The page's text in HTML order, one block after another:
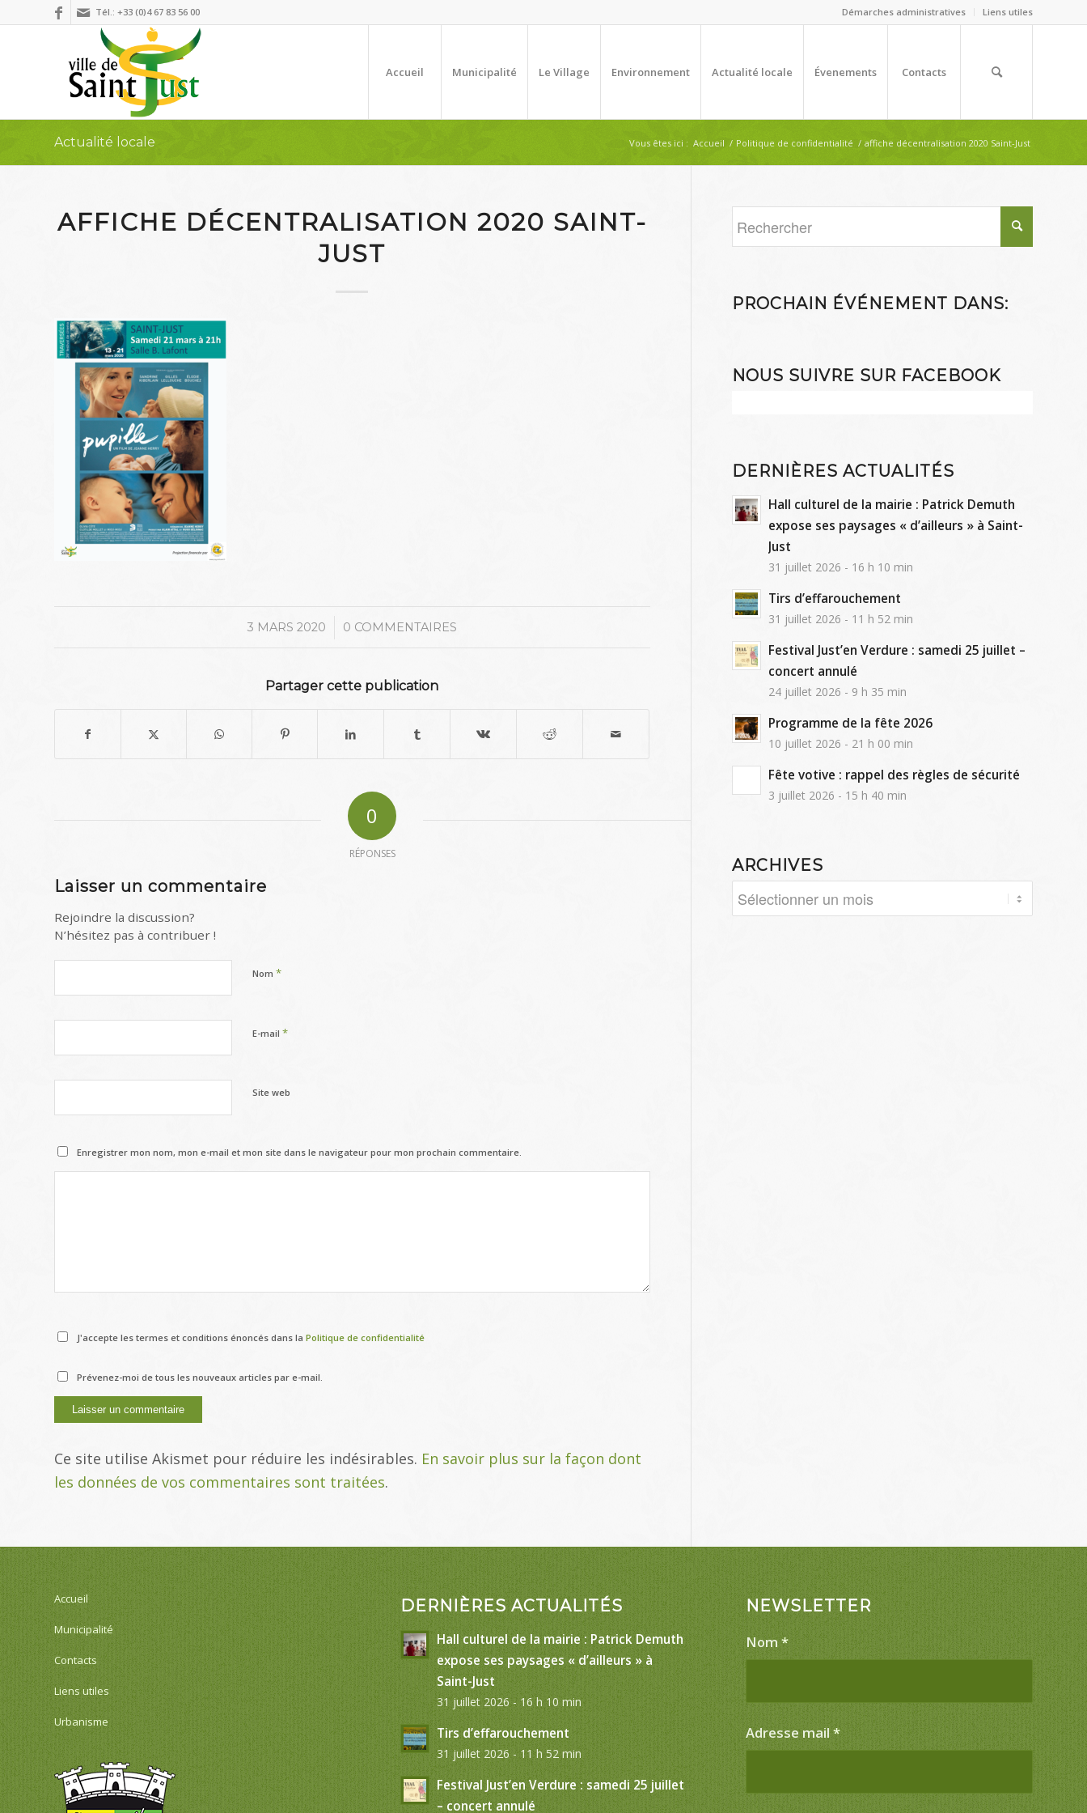
Démarches administratives Liens utiles
Tél.: +33 (0)4 67 83 56 00
Accueil Municipalité Le Village Environnement Actualité locale Évenements Contacts
Actualité locale Vous êtes ici : Accueil / Politique de confidentialité / affiche décentralisation 2020 Saint-Just
AFFICHE DÉCENTRALISATION 2020 SAINT-
JUST
3 MARS 2020
/ 0 COMMENTAIRES
Partager cette publication
0
RÉPONSES
Laisser un commentaire
Rejoindre la discussion?
N’hésitez pas à contribuer !
Nom *
E-mail *
Site web
Enregistrer mon nom, mon e-mail et mon site dans le navigateur pour mon prochain commentaire.
J'accepte les termes et conditions énoncés dans la Politique de confidentialité
Prévenez-moi de tous les nouveaux articles par e-mail.
Ce site utilise Akismet pour réduire les indésirables. En savoir plus sur la façon dont
les données de vos commentaires sont traitées.
PROCHAIN ÉVÉNEMENT DANS:
NOUS SUIVRE SUR FACEBOOK
DERNIÈRES ACTUALITÉS
Hall culturel de la mairie : Patrick Demuth
expose ses paysages « d’ailleurs » à Saint-
Just
31 juillet 2026 - 16 h 10 min
Tirs d’effarouchement
31 juillet 2026 - 11 h 52 min
Festival Just’en Verdure : samedi 25 juillet –
concert annulé
24 juillet 2026 - 9 h 35 min
Programme de la fête 2026
10 juillet 2026 - 21 h 00 min
Fête votive : rappel des règles de sécurité
3 juillet 2026 - 15 h 40 min
ARCHIVES
Accueil
Municipalité
Contacts
Liens utiles
Urbanisme
DERNIÈRES ACTUALITÉS
Hall culturel de la mairie : Patrick Demuth
expose ses paysages « d’ailleurs » à
Saint-Just
31 juillet 2026 - 16 h 10 min
Tirs d’effarouchement
31 juillet 2026 - 11 h 52 min
Festival Just’en Verdure : samedi 25 juillet
– concert annulé
NEWSLETTER
Nom*
Adresse mail*